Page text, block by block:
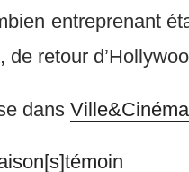
entreprenant
de retour
dans Ville&Cinéma